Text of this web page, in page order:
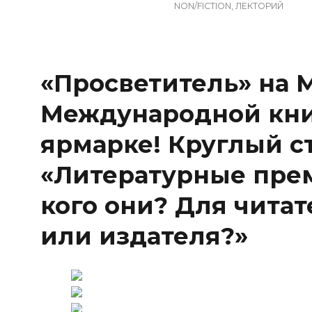
NON/FICTION, ЛЕКТОРИЙ
«Просветитель» на
Международной
ярмарке! Круглый
«Литературные
кого они? Для
или издателя?»